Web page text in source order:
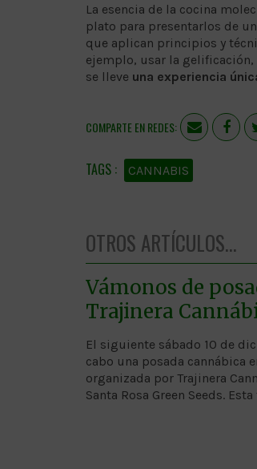
La esencia de la cocina
plato para presentarlos de
que aplican principios y
ejemplo, usar la
se lleve una experiencia
COMPARTE EN REDES:
CANNABIS
OTROS ARTÍCULOS...
Vámonos de
Trajinera
El siguiente sábado 10 de
cabo una posada cannábica
organizada por Trajinera
Santa Rosa Green Seeds.